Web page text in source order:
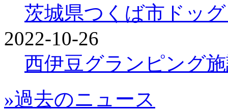
茨城県つくば市ドッ
2022-10-26
西伊豆グランピング
»過去のニュース